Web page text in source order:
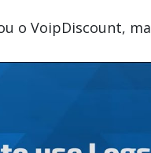
o VoipDiscount,